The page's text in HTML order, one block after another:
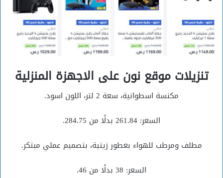
تنزيلات موقع نون على الاجهزة المنزلية
مكنسة اسطوانية، سعة 2 لتر، اللون اسود.
السعر: 261.84 بدلًا من 284.75.
مطلف ومرطب للهواء بعطور زيتية، بتصميم عملي مبتكر.
السعر: 38 بدلًا من 46.